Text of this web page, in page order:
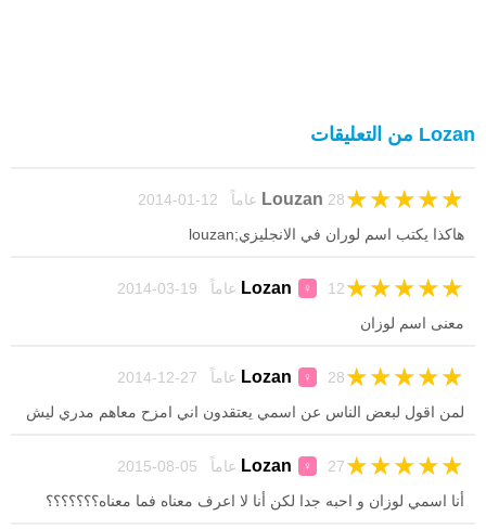
Lozan من التعليقات
Louzan 28 عاماً 12-01-2014 ★
★
★
★
★
هاكذا يكتب اسم لوران في الانجليزي;louzan
Lozan ♀ 12 عاماً 19-03-2014 ★
★
★
★
★
معنى اسم لوزان
Lozan ♀ 28 عاماً 27-12-2014 ★
★
★
★
★
لمن اقول لبعض الناس عن اسمي يعتقدون اني امزح معاهم مدري ليش
Lozan ♀ 27 عاماً 05-08-2015 ★
★
★
★
★
أنا اسمي لوزان و احبه جدا لكن أنا لا اعرف معناه فما معناه؟؟؟؟؟؟؟